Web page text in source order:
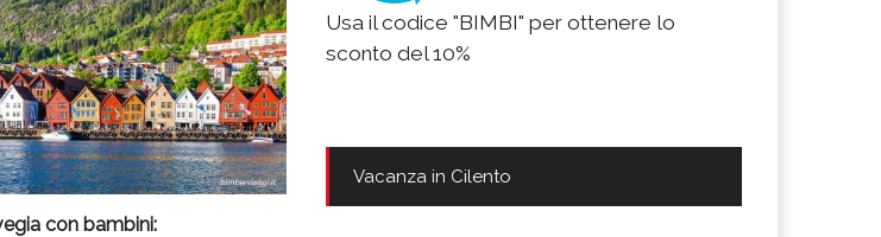
con bambini:
Usa il codice "BIMBI" per ottenere lo
sconto del 10%
Vacanza in Cilento